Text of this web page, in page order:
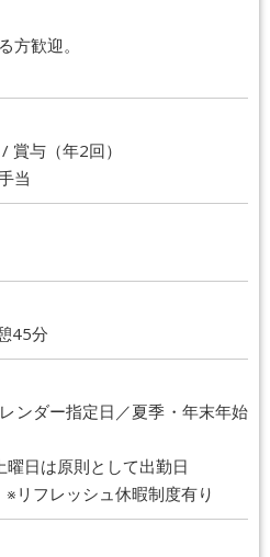
方歓迎。
賞与（年2回）
当
45分
ンダー指定日／夏季・年末年始
日は原則として出勤日
リフレッシュ休暇制度有り